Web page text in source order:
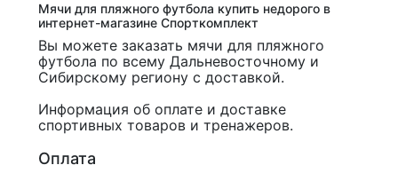
Мячи для пляжного футбола купить недорого в
интернет-магазине Спорткомплект
Вы можете заказать мячи для пляжного
футбола по всему Дальневосточному и
Сибирскому региону с доставкой.
Информация об оплате и доставке
спортивных товаров и тренажеров.
Оплата